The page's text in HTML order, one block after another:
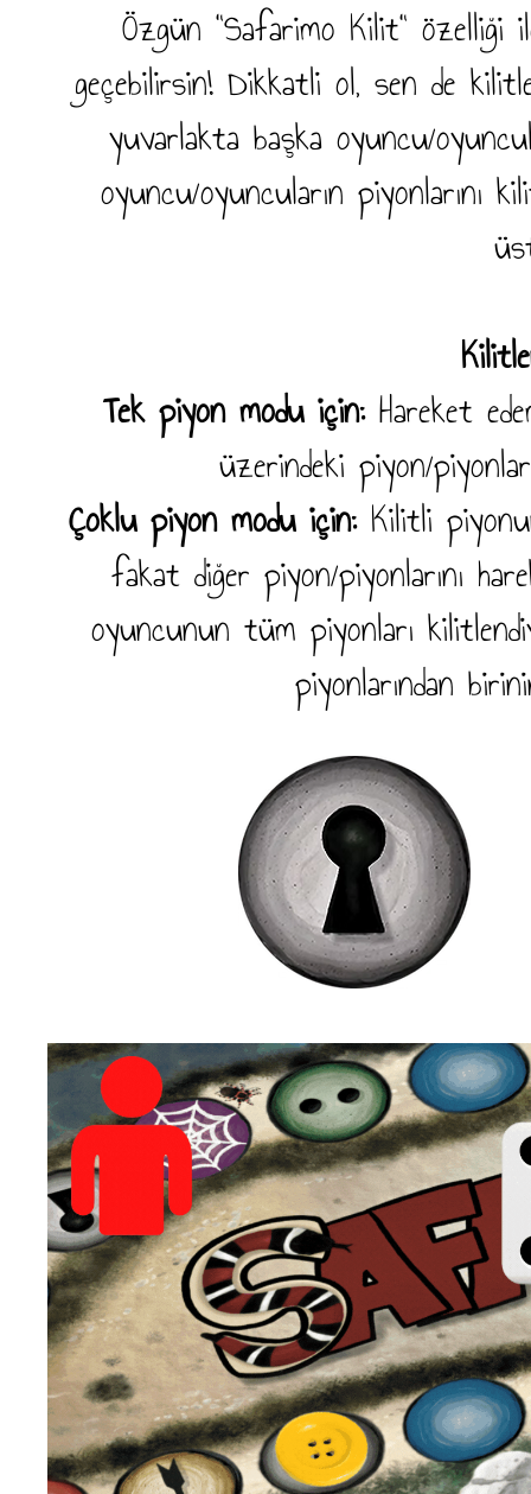
Özgün "Safarimo Kilit" özelliği
geçebilirsin! Dikkatli ol, sen de
yuvarlakta başka oyuncu/
oyuncu/oyuncuların
Tek piyon modu için: Hareket
üzerindeki piyon/
Çoklu piyon modu için:Kilitli
fakat diğer piyon/piyonlarını
oyuncunun tüm piyonları
piyonlarından